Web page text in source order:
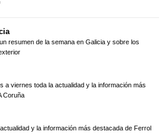
resumen de la semana en Galicia y sobre los
a viernes toda la actualidad y la información más
Coruña
y la información más destacada de Ferrol